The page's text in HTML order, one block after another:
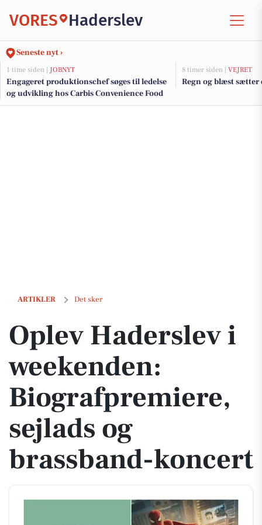
VORES Haderslev
Seneste nyt ›
1 time siden | JOBNYT
Engageret produktionschef søges til ledelse
og udvikling hos Carbis Convenience Food
8 timer siden | VEJRET
Regn og blæst sætter
ARTIKLER Det sker
Oplev Haderslev i weekenden: Biografpremiere, sejlads og
Oplev Haderslev i
weekenden:
Biografpremiere,
sejlads og
brassband-koncert